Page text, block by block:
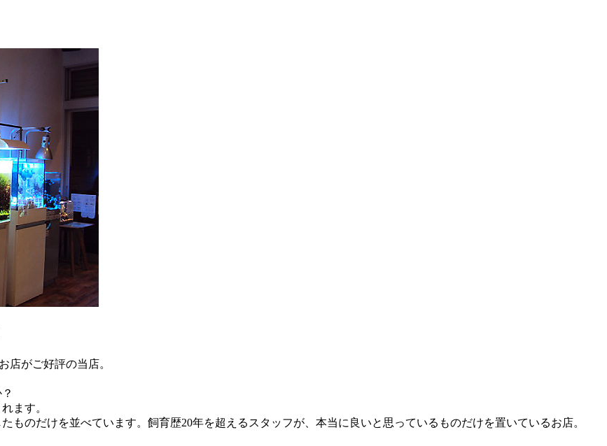
店がご好評の当店。
ます。
ものだけを並べています。飼育歴20年を超えるスタッフが、本当に良いと思っているものだけを置いているお店。